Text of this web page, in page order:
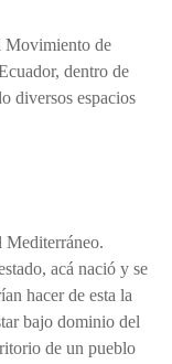
Movimiento de
dentro de
diversos espacios
Mediterráneo.
acá nació y se
hacer de esta la
bajo dominio del
de un pueblo